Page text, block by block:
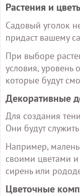
Растения и
Садовый уголок
придаст вашему
При выборе
условия,
которые будут
Декоративные
Для создания
Они будут
Например,
своими цветами
сирень или
Цветочные